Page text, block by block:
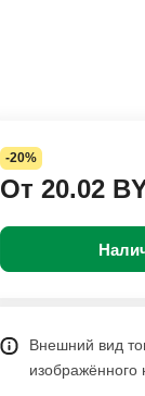
-20%
От 20.02
Внешний вид